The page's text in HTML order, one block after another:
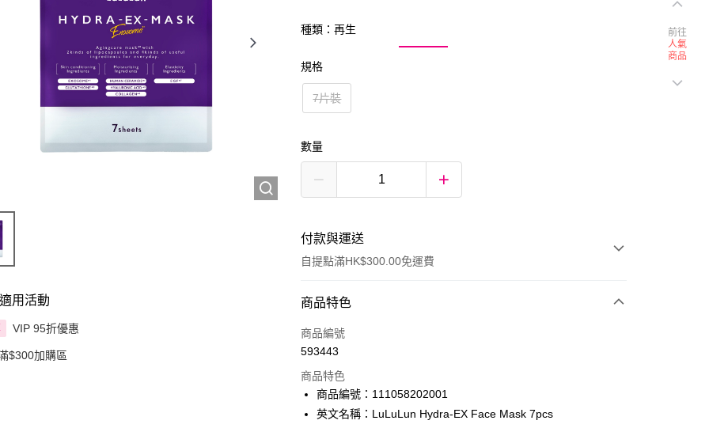
用活動
VIP 95折優惠
$300加購區
種類：再生
規格
7片裝
數量
付款與運送
自提點滿HK$300.00免運費
付款方式
信用卡
AlipayHK
PayMe
商品特色
商品編號
593443
商品特色
商品編號：111058202001
英文名稱：LuLuLun Hydra-EX Face Mask 7pcs
前往
人氣
商品